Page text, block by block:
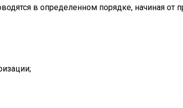
в определенном порядке, начиная от